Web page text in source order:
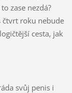
zase nezdá?
čtvrt roku nebude
cesta, jak
svůj penis i